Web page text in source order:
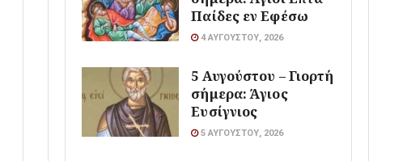
Παίδες εν Εφέσω
4 ΑΥΓΟΎΣΤΟΥ, 2026
5 Αυγούστου – Γιορτή
σήμερα: Άγιος
Ευσίγνιος
5 ΑΥΓΟΎΣΤΟΥ, 2026